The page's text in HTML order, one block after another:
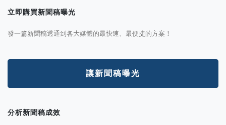
立即購買新聞稿曝光
發一篇新聞稿透通到各大媒體的最快速、最便捷的方案！
讓新聞稿曝光
分析新聞稿成效